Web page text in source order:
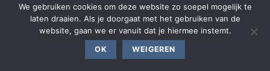
We gebruiken cookies om deze website zo soepel mogelijk te
laten draaien. Als je doorgaat met het gebruiken van de
website, gaan we er vanuit dat je hiermee instemt.
OK WEIGEREN